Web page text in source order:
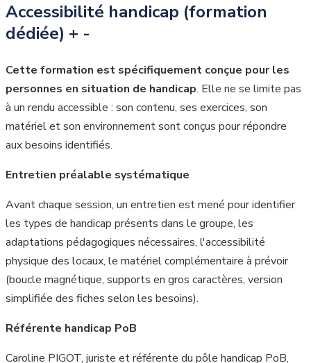
Accessibilité handicap (formation
dédiée) + -
Cette formation est spécifiquement conçue pour les
personnes en situation de handicap. Elle ne se limite pas
à un rendu accessible : son contenu, ses exercices, son
matériel et son environnement sont conçus pour répondre
aux besoins identifiés.
Entretien préalable systématique
Avant chaque session, un entretien est mené pour identifier
les types de handicap présents dans le groupe, les
adaptations pédagogiques nécessaires, l'accessibilité
physique des locaux, le matériel complémentaire à prévoir
(boucle magnétique, supports en gros caractères, version
simplifiée des fiches selon les besoins).
Référente handicap PoB
Caroline PIGOT, juriste et référente du pôle handicap PoB,